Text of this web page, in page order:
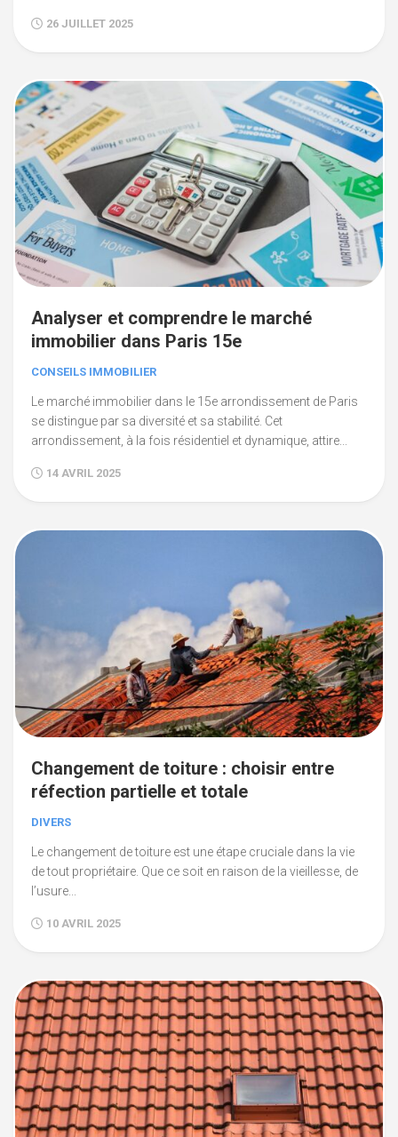
26 JUILLET 2025
Analyser et comprendre le marché
immobilier dans Paris 15e
CONSEILS IMMOBILIER
Le marché immobilier dans le 15e arrondissement de Paris
se distingue par sa diversité et sa stabilité. Cet
arrondissement, à la fois résidentiel et dynamique, attire...
14 AVRIL 2025
Changement de toiture : choisir entre
réfection partielle et totale
DIVERS
Le changement de toiture est une étape cruciale dans la vie
de tout propriétaire. Que ce soit en raison de la vieillesse, de
l’usure...
10 AVRIL 2025